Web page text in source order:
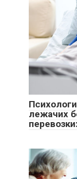
лежачих